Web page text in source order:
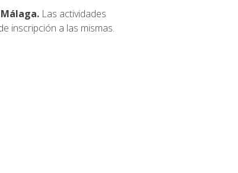
Las actividades
inscripción a las mismas.